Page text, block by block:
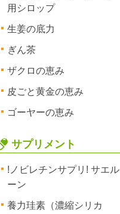
用シロップ
生姜の底力
ぎん茶
ザクロの恵み
皮ごと黄金の恵み
ゴーヤーの恵み
サプリメント
!ノビレチンサプリ! サエル
ーン
養力珪素（濃縮シリカ